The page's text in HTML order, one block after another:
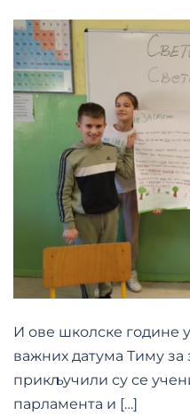
И ове школске године
важних датума Тиму
прикључили су се
парламента и […]